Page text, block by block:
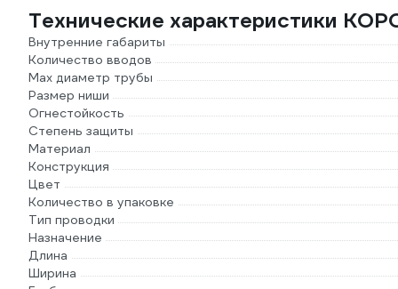
Технические характеристики
Внутренние габариты
Количество вводов
Max диаметр трубы
Размер ниши
Огнестойкость
Степень защиты
Материал
Конструкция
Цвет
Количество в упаковке
Тип проводки
Назначение
Длина
Ширина